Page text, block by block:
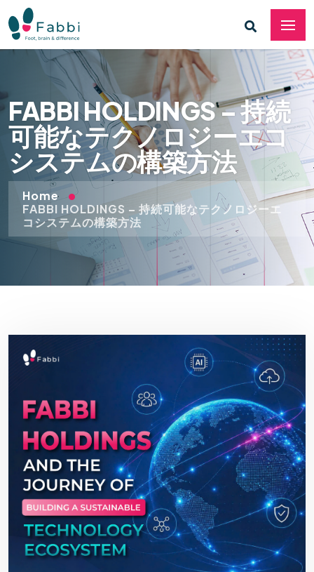
FABBI HOLDINGS – 持続
可能なテクノロジーエコ
システムの構築方法
Home
FABBI HOLDINGS – 持続可能なテクノロジーエ
コシステムの構築方法